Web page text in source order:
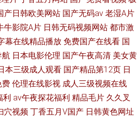
产日韩欧美网站 国产无码av 老湿A片
牛影院A片 日韩无码视频网站 都市激
幕在线精品播放 免费国产在线看 国
航 日本电影伦理 国产午夜高清 美女黄
本三级成人观看 国产精品第12页 日
费 伦理在线影视 成人三级视频在线
利 av午夜探花福利 精品毛片 久久叉
穴视频 丁香五月V国产 日韩黄色网址